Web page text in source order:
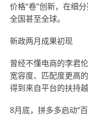
价格“卷”创新，在细
全国甚至全球。
新政两月成果初现
曾经不懂电商的李君
宽容度、匹配度更高
得到来自平台的扶持越
8月底，拼多多启动“